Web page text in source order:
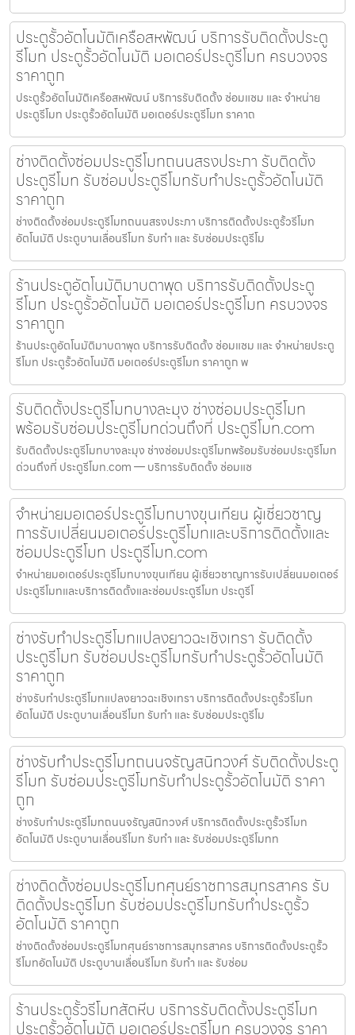
ประตูรั้วอัตโนมัติเครือสหพัฒน์ บริการรับติดตั้งประตู
รีโมท ประตูรั้วอัตโนมัติ มอเตอร์ประตูรีโมท ครบวงจร
ราคาถูก
ประตูรั้วอัตโนมัติเครือสหพัฒน์ บริการรับติดตั้ง ซ่อมแซม และ จำหน่าย
ประตูรีโมท ประตูรั้วอัตโนมัติ มอเตอร์ประตูรีโมท ราคาถ
ช่างติดตั้งซ่อมประตูรีโมทถนนสรงประภา รับติดตั้ง
ประตูรีโมท รับซ่อมประตูรีโมทรับทำประตูรั้วอัตโนมัติ
ราคาถูก
ช่างติดตั้งซ่อมประตูรีโมทถนนสรงประภา บริการติดตั้งประตูรั้วรีโมท
อัตโนมัติ ประตูบานเลื่อนรีโมท รับทำ และ รับซ่อมประตูรีโม
ร้านประตูอัตโนมัติมาบตาพุด บริการรับติดตั้งประตู
รีโมท ประตูรั้วอัตโนมัติ มอเตอร์ประตูรีโมท ครบวงจร
ราคาถูก
ร้านประตูอัตโนมัติมาบตาพุด บริการรับติดตั้ง ซ่อมแซม และ จำหน่ายประตู
รีโมท ประตูรั้วอัตโนมัติ มอเตอร์ประตูรีโมท ราคาถูก พ
รับติดตั้งประตูรีโมทบางละมุง ช่างซ่อมประตูรีโมท
พร้อมรับซ่อมประตูรีโมทด่วนถึงที่ ประตูรีโมท.com
รับติดตั้งประตูรีโมทบางละมุง ช่างซ่อมประตูรีโมทพร้อมรับซ่อมประตูรีโมท
ด่วนถึงที่ ประตูรีโมท.com — บริการรับติดตั้ง ซ่อมแซ
จำหน่ายมอเตอร์ประตูรีโมทบางขุนเทียน ผู้เชี่ยวชาญ
การรับเปลี่ยนมอเตอร์ประตูรีโมทและบริการติดตั้งและ
ซ่อมประตูรีโมท ประตูรีโมท.com
จำหน่ายมอเตอร์ประตูรีโมทบางขุนเทียน ผู้เชี่ยวชาญการรับเปลี่ยนมอเตอร์
ประตูรีโมทและบริการติดตั้งและซ่อมประตูรีโมท ประตูรีโ
ช่างรับทำประตูรีโมทแปลงยาวฉะเชิงเทรา รับติดตั้ง
ประตูรีโมท รับซ่อมประตูรีโมทรับทำประตูรั้วอัตโนมัติ
ราคาถูก
ช่างรับทำประตูรีโมทแปลงยาวฉะเชิงเทรา บริการติดตั้งประตูรั้วรีโมท
อัตโนมัติ ประตูบานเลื่อนรีโมท รับทำ และ รับซ่อมประตูรีโม
ช่างรับทำประตูรีโมทถนนจรัญสนิทวงศ์ รับติดตั้งประตู
รีโมท รับซ่อมประตูรีโมทรับทำประตูรั้วอัตโนมัติ ราคา
ถูก
ช่างรับทำประตูรีโมทถนนจรัญสนิทวงศ์ บริการติดตั้งประตูรั้วรีโมท
อัตโนมัติ ประตูบานเลื่อนรีโมท รับทำ และ รับซ่อมประตูรีโมทท
ช่างติดตั้งซ่อมประตูรีโมทศุนย์ราชการสมุทรสาคร รับ
ติดตั้งประตูรีโมท รับซ่อมประตูรีโมทรับทำประตูรั้ว
อัตโนมัติ ราคาถูก
ช่างติดตั้งซ่อมประตูรีโมทศุนย์ราชการสมุทรสาคร บริการติดตั้งประตูรั้ว
รีโมทอัตโนมัติ ประตูบานเลื่อนรีโมท รับทำ และ รับซ่อม
ร้านประตูรั้วรีโมทสัตหีบ บริการรับติดตั้งประตูรีโมท
ประตูรั้วอัตโนมัติ มอเตอร์ประตูรีโมท ครบวงจร ราคา